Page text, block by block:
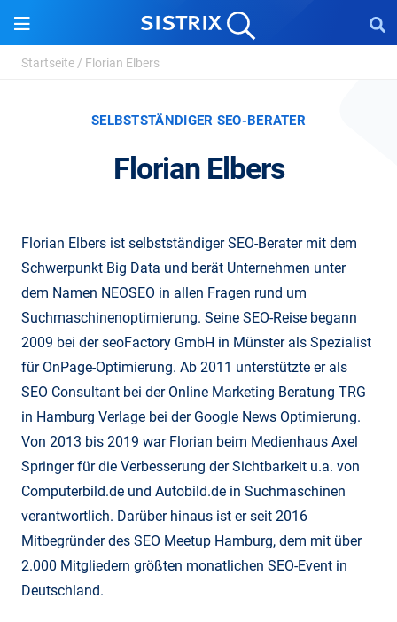
Startseite / Florian Elbers
SELBSTSTÄNDIGER SEO-BERATER
Florian Elbers
Florian Elbers ist selbstständiger SEO-Berater mit dem
Schwerpunkt Big Data und berät Unternehmen unter
dem Namen NEOSEO in allen Fragen rund um
Suchmaschinenoptimierung. Seine SEO-Reise begann
2009 bei der seoFactory GmbH in Münster als Spezialist
für OnPage-Optimierung. Ab 2011 unterstützte er als
SEO Consultant bei der Online Marketing Beratung TRG
in Hamburg Verlage bei der Google News Optimierung.
Von 2013 bis 2019 war Florian beim Medienhaus Axel
Springer für die Verbesserung der Sichtbarkeit u.a. von
Computerbild.de und Autobild.de in Suchmaschinen
verantwortlich. Darüber hinaus ist er seit 2016
Mitbegründer des SEO Meetup Hamburg, dem mit über
2.000 Mitgliedern größten monatlichen SEO-Event in
Deutschland.